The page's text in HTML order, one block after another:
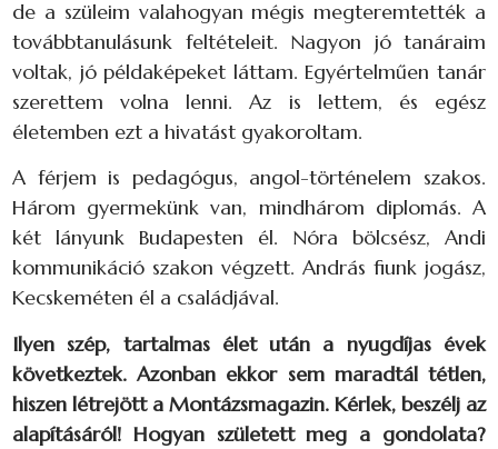
de a szüleim valahogyan mégis megteremtették a
továbbtanulásunk feltételeit. Nagyon jó tanáraim
voltak, jó példaképeket láttam. Egyértelműen tanár
szerettem volna lenni. Az is lettem, és egész
életemben ezt a hivatást gyakoroltam.
A férjem is pedagógus, angol-történelem szakos.
Három gyermekünk van, mindhárom diplomás. A
két lányunk Budapesten él. Nóra bölcsész, Andi
kommunikáció szakon végzett. András fiunk jogász,
Kecskeméten él a családjával.
Ilyen szép, tartalmas élet után a nyugdíjas évek
következtek. Azonban ekkor sem maradtál tétlen,
hiszen létrejött a Montázsmagazin. Kérlek, beszélj az
alapításáról! Hogyan született meg a gondolata?